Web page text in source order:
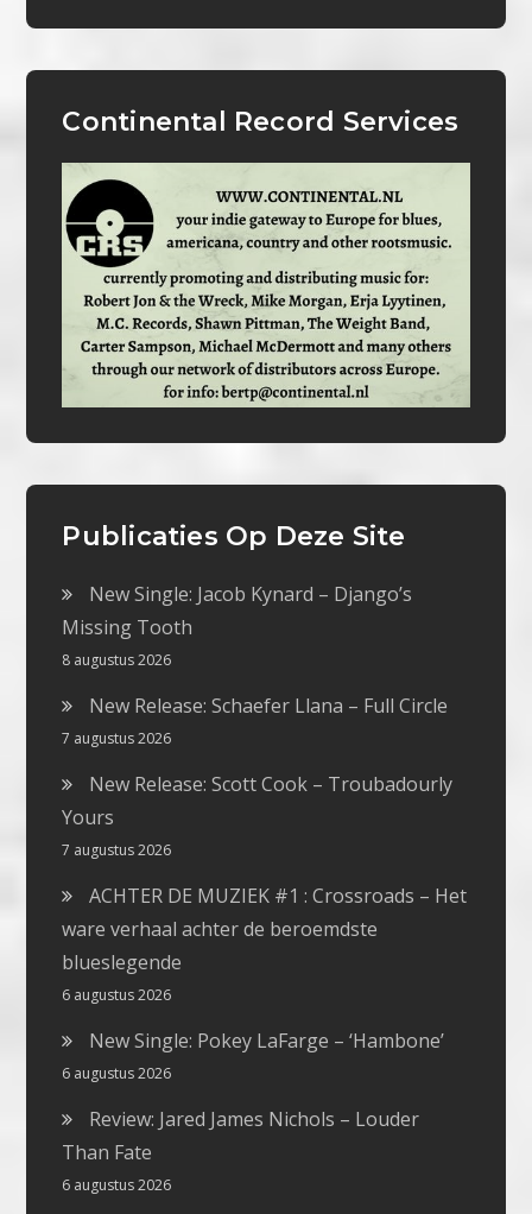
Continental Record Services
Publicaties Op Deze Site
New Single: Jacob Kynard – Django’s
Missing Tooth
8 augustus 2026
New Release: Schaefer Llana – Full Circle
7 augustus 2026
New Release: Scott Cook – Troubadourly
Yours
7 augustus 2026
ACHTER DE MUZIEK #1 : Crossroads – Het
ware verhaal achter de beroemdste
blueslegende
6 augustus 2026
New Single: Pokey LaFarge – ‘Hambone’
6 augustus 2026
Review: Jared James Nichols – Louder
Than Fate
6 augustus 2026